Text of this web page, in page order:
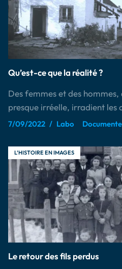
Qu’est-ce que la réalité ?
Des femmes et des
presque irréelle, irradient les
7/09/2022 Labo
L’HISTOIRE EN IMAGES
Le retour des fils perdus